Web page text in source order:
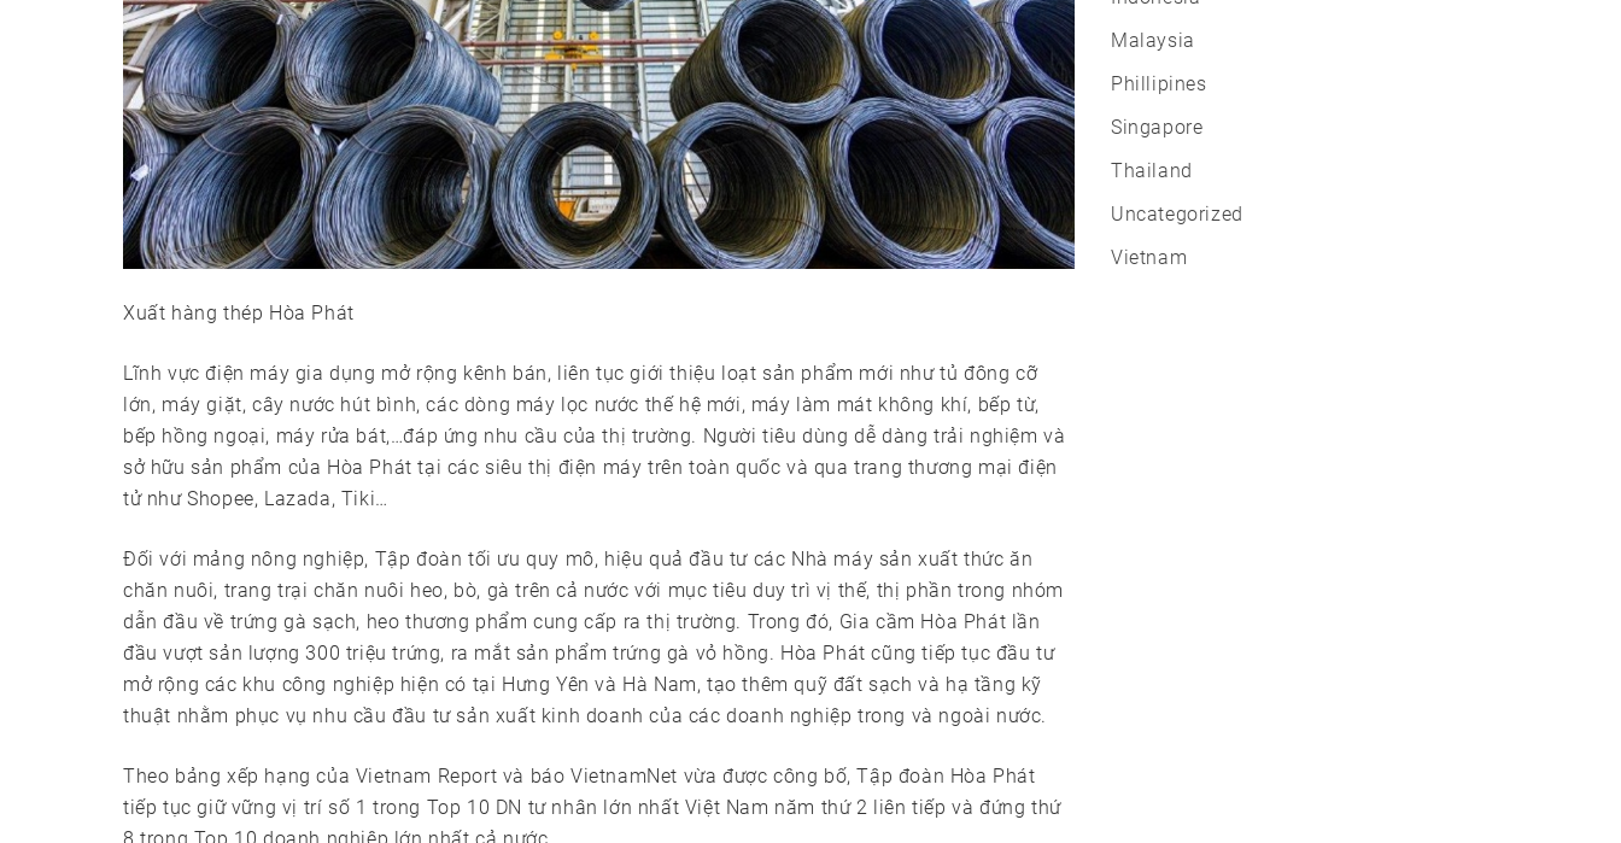
Xuất hàng thép Hòa Phát
Lĩnh vực điện máy gia dụng mở rộng kênh bán, liên tục giới thiệu loạt sản phẩm mới như tủ đông cỡ
lớn, máy giặt, cây nước hút bình, các dòng máy lọc nước thế hệ mới, máy làm mát không khí, bếp từ,
bếp hồng ngoại, máy rửa bát,…đáp ứng nhu cầu của thị trường. Người tiêu dùng dễ dàng trải nghiệm và
sở hữu sản phẩm của Hòa Phát tại các siêu thị điện máy trên toàn quốc và qua trang thương mại điện
tử như Shopee, Lazada, Tiki…
Đối với mảng nông nghiệp, Tập đoàn tối ưu quy mô, hiệu quả đầu tư các Nhà máy sản xuất thức ăn
chăn nuôi, trang trại chăn nuôi heo, bò, gà trên cả nước với mục tiêu duy trì vị thế, thị phần trong nhóm
dẫn đầu về trứng gà sạch, heo thương phẩm cung cấp ra thị trường. Trong đó, Gia cầm Hòa Phát lần
đầu vượt sản lượng 300 triệu trứng, ra mắt sản phẩm trứng gà vỏ hồng. Hòa Phát cũng tiếp tục đầu tư
mở rộng các khu công nghiệp hiện có tại Hưng Yên và Hà Nam, tạo thêm quỹ đất sạch và hạ tầng kỹ
thuật nhằm phục vụ nhu cầu đầu tư sản xuất kinh doanh của các doanh nghiệp trong và ngoài nước.
Theo bảng xếp hạng của Vietnam Report và báo VietnamNet vừa được công bố, Tập đoàn Hòa Phát
tiếp tục giữ vững vị trí số 1 trong Top 10 DN tư nhân lớn nhất Việt Nam năm thứ 2 liên tiếp và đứng thứ
Malaysia
Phillipines
Singapore
Thailand
Uncategorized
Vietnam